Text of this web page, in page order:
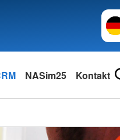
NASim25 Kontakt